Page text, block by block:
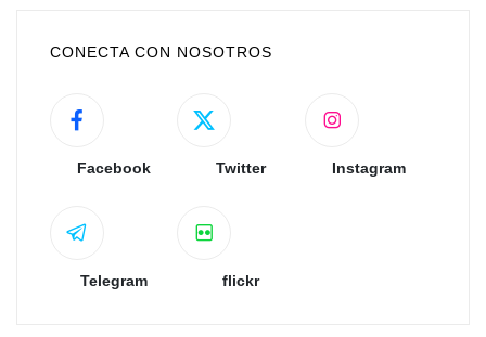
CONECTA CON NOSOTROS
Facebook Twitter Instagram
Telegram flickr